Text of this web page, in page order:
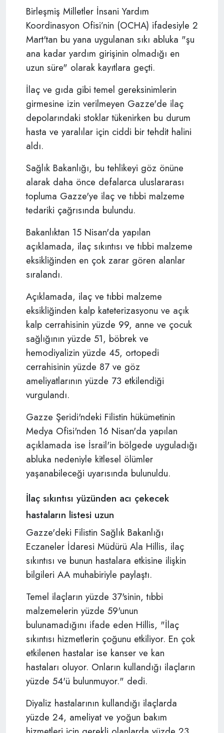
Birleşmiş Milletler İnsani Yardım
Koordinasyon Ofisi’nin (OCHA) ifadesiyle 2
Mart'tan bu yana uygulanan sıkı abluka "şu
ana kadar yardım girişinin olmadığı en
uzun süre" olarak kayıtlara geçti.
İlaç ve gıda gibi temel gereksinimlerin
girmesine izin verilmeyen Gazze'de ilaç
depolarındaki stoklar tükenirken bu durum
hasta ve yaralılar için ciddi bir tehdit halini
aldı.
Sağlık Bakanlığı, bu tehlikeyi göz önüne
alarak daha önce defalarca uluslararası
topluma Gazze'ye ilaç ve tıbbi malzeme
tedariki çağrısında bulundu.
Bakanlıktan 15 Nisan'da yapılan
açıklamada, ilaç sıkıntısı ve tıbbi malzeme
eksikliğinden en çok zarar gören alanlar
sıralandı.
Açıklamada, ilaç ve tıbbi malzeme
eksikliğinden kalp kateterizasyonu ve açık
kalp cerrahisinin yüzde 99, anne ve çocuk
sağlığının yüzde 51, böbrek ve
hemodiyalizin yüzde 45, ortopedi
cerrahisinin yüzde 87 ve göz
ameliyatlarının yüzde 73 etkilendiği
vurgulandı.
Gazze Şeridi'ndeki Filistin hükümetinin
Medya Ofisi'nden 16 Nisan'da yapılan
açıklamada ise İsrail'in bölgede uyguladığı
abluka nedeniyle kitlesel ölümler
yaşanabileceği uyarısında bulunuldu.
İlaç sıkıntısı yüzünden acı çekecek
hastaların listesi uzun
Gazze'deki Filistin Sağlık Bakanlığı
Eczaneler İdaresi Müdürü Ala Hillis, ilaç
sıkıntısı ve bunun hastalara etkisine ilişkin
bilgileri AA muhabiriyle paylaştı.
Temel ilaçların yüzde 37'sinin, tıbbi
malzemelerin yüzde 59'unun
bulunamadığını ifade eden Hillis, "İlaç
sıkıntısı hizmetlerin çoğunu etkiliyor. En çok
etkilenen hastalar ise kanser ve kan
hastaları oluyor. Onların kullandığı ilaçların
yüzde 54'ü bulunmuyor." dedi.
Diyaliz hastalarının kullandığı ilaçlarda
yüzde 24, ameliyat ve yoğun bakım